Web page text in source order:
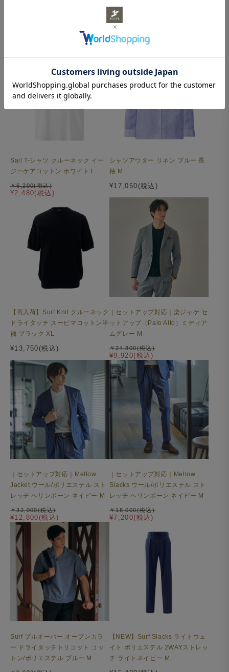
Surf Slacks ライトウェイト ドライタッチポリエステル
2WAYストレッチ カーキ
フロントはノータックでスマートに。ウエストには、内外
リラックスできる設計ながら、街着としても成立するバラ
ンス感です。
テル 2WAYストレッチ カーキ M
¥6,380(税込)
￥15,950(税込)
Sail T-シャツ クルーネック イー
ジーケアコットン ホワイト L
¥2,480(税込)
￥6,200(税込)
シャツアウター リネン ブルー 長
袖 M
¥17,050(税込)
【再入荷】Surf Knit クルーネック
ドライタッチ スーピマコットン半
袖 ブラック XL
¥13,750(税込)
｜セットアップ対応｜楽ジャケ セ
ットアップ（Palo Alto）ミディア
ムグレー M
¥9,920(税込)
￥24,800(税込)
｜セットアップ対応｜Mellow
Jacket ウール/ポリエステル スト
レッチ ヘリンボーン ネイビー M
¥12,800(税込)
￥32,000(税込)
｜セットアップ対応｜Mellow
Slacks ウール/ポリエステル スト
レッチ ヘリンボーン ネイビー M
¥7,200(税込)
￥18,000(税込)
Surf プルオーバー オープンカラ
ー ドライタッチトリコット コッ
トン/ポリエステル ブルー M
【NEW】Surf Slacks ライトウェ
イト ポリエステル 2WAYストレッ
チ ライトネイビー M